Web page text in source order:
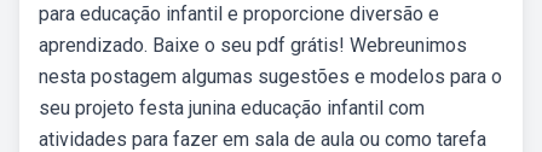
para educação infantil e proporcione diversão e
aprendizado. Baixe o seu pdf grátis! Webreunimos
nesta postagem algumas sugestões e modelos para o
seu projeto festa junina educação infantil com
atividades para fazer em sala de aula ou como tarefa